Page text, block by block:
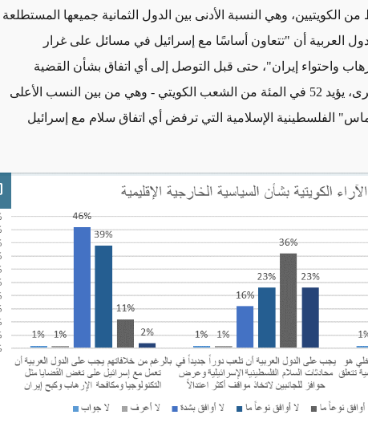
فقط من الكويتيين، وهي النسبة الأدنى بين الدول الثمانية جميعها المستطلعة
العربية أن "تتعاون أساسًا مع إسرائيل في مسائل على غرار
واحتواء إيران"، حتى قبل التوصل إلى أي اتفاق بشأن القضية
الفلسطينية. من جهة أخرى، يؤيد 52 في المئة من الشعب الكويتي - وهي من بين النسب الأعلى
الفلسطينية الإسلامية التي ترفض أي اتفاق سلام مع إسرائيل